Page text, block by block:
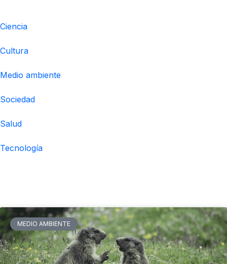
Ciencia
Cultura
Medio ambiente
Sociedad
Salud
Tecnología
MEDIO AMBIENTE